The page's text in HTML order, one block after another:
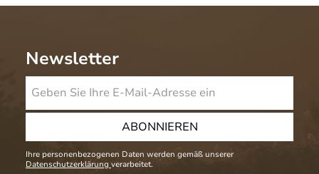
Newsletter
ABONNIEREN
Ihre personenbezogenen Daten werden gemäß unserer
Datenschutzerklärung verarbeitet.